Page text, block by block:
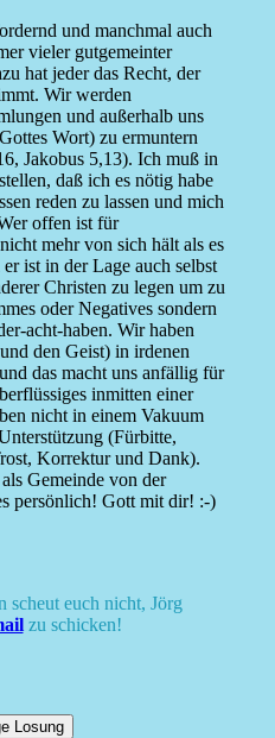
und manchmal auch
vieler gutgemeinter
hat jeder das Recht, der
Wir werden
und außerhalb uns
Wort) zu ermuntern
Jakobus 5,13). Ich muß in
daß ich es nötig habe
reden zu lassen und mich
offen ist für
mehr von sich hält als es
ist in der Lage auch selbst
Christen zu legen um zu
oder Negatives sondern
acht-haben. Wir haben
den Geist) in irdenen
das macht uns anfällig für
inmitten einer
nicht in einem Vakuum
(Fürbitte,
Korrektur und Dank).
Gemeinde von der
persönlich! Gott mit dir! :-)
scheut euch nicht, Jörg
zu schicken!
Losung